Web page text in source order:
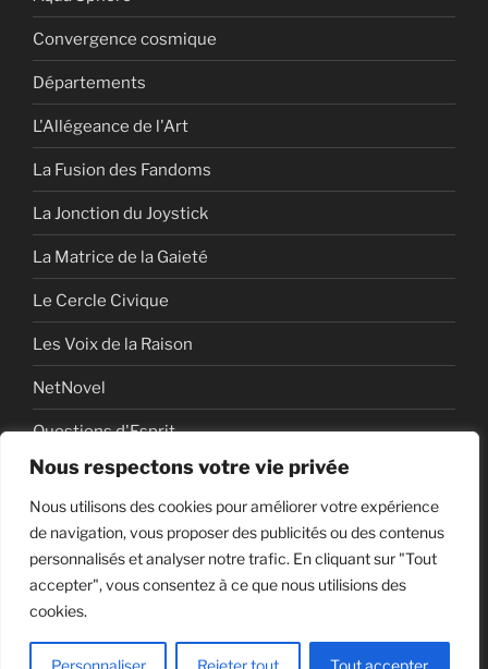
Nous respectons votre vie privée
Nous utilisons des cookies pour améliorer votre expérience
de navigation, vous proposer des publicités ou des contenus
personnalisés et analyser notre trafic. En cliquant sur "Tout
accepter", vous consentez à ce que nous utilisions des
cookies.
Personnaliser Rejeter tout Tout accepter
Convergence cosmique
Départements
L'Allégeance de l'Art
La Fusion des Fandoms
La Jonction du Joystick
La Matrice de la Gaieté
Le Cercle Civique
Les Voix de la Raison
NetNovel
Questions d'Esprit
Série
Série vidéo
WordPress